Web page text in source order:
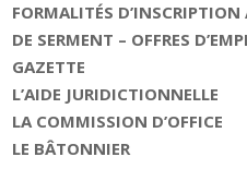
FORMALITÉS
DE SERMENT – OFFRES
GAZETTE
L’AIDE JURIDICTIONNELLE
LA COMMISSION D’OFFICE
LE BÂTONNIER